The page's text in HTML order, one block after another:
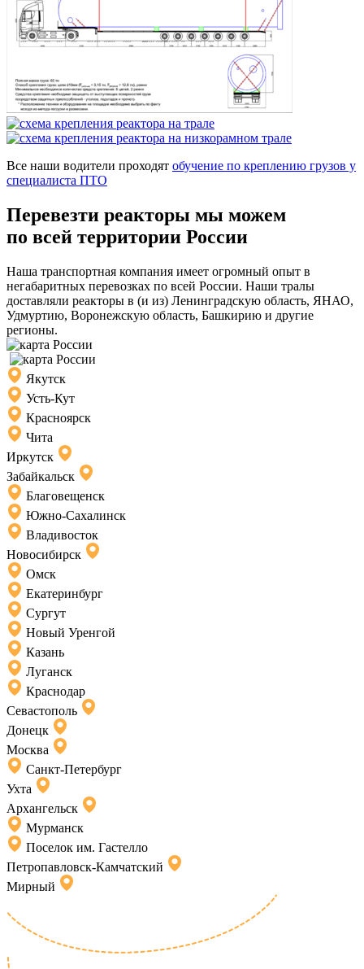
Все наши водители проходят обучение по креплению грузов у
специалиста ПТО
Перевезти реакторы мы можем
по всей территории России
Наша транспортная компания имеет огромный опыт в
негабаритных перевозках по всей России. Наши тралы
доставляли реакторы в (и из) Ленинградскую область, ЯНАО,
Удмуртию, Воронежскую область, Башкирию и другие
регионы.
Якутск
Усть-Кут
Красноярск
Чита
Иркутск
Забайкальск
Благовещенск
Южно-Сахалинск
Владивосток
Новосибирск
Омск
Екатеринбург
Сургут
Новый Уренгой
Казань
Луганск
Краснодар
Севастополь
Донецк
Москва
Санкт-Петербург
Ухта
Архангельск
Мурманск
Поселок им. Гастелло
Петропавловск-Камчатский
Мирный